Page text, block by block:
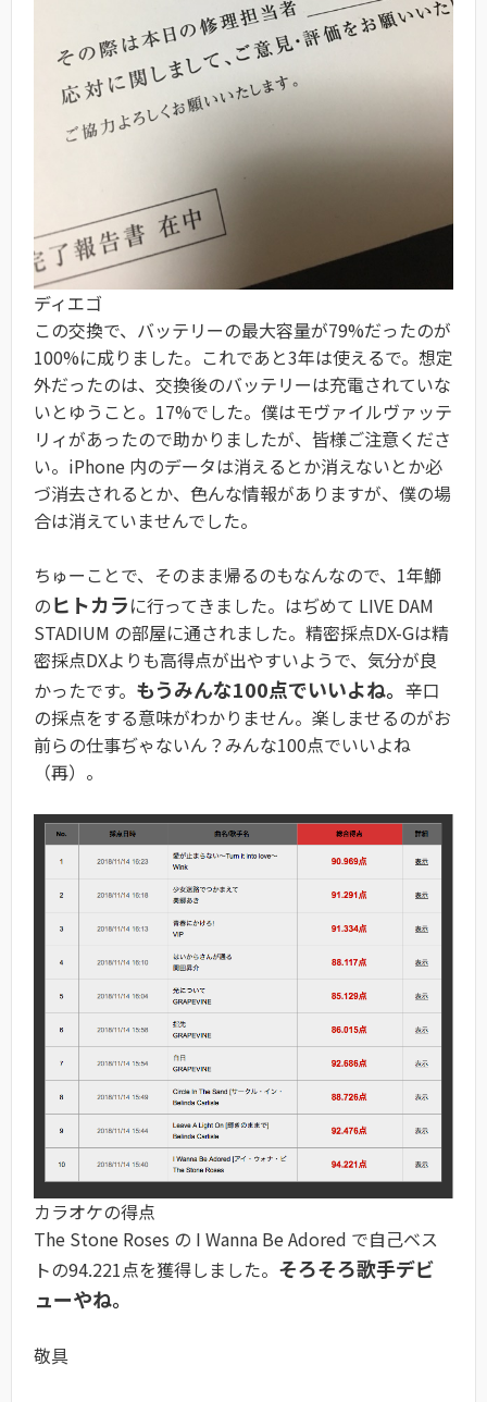
ディエゴ
この交換で、バッテリーの最大容量が79%だったのが
100%に成りました。これであと3年は使えるで。想定
外だったのは、交換後のバッテリーは充電されていな
いとゆうこと。17%でした。僕はモヴァイルヴァッテ
リィがあったので助かりましたが、皆様ご注意くださ
い。iPhone 内のデータは消えるとか消えないとか必
づ消去されるとか、色んな情報がありますが、僕の場
合は消えていませんでした。
ちゅーことで、そのまま帰るのもなんなので、1年鰤
のヒトカラに行ってきました。はぢめて LIVE DAM
STADIUM の部屋に通されました。精密採点DX-Gは精
密採点DXよりも高得点が出やすいようで、気分が良
かったです。 もうみんな100点でいいよね。 辛口
の採点をする意味がわかりません。楽しませるのがお
前らの仕事ぢゃないん？みんな100点でいいよね
（再）。
カラオケの得点
The Stone Roses の I Wanna Be Adored で自己ベス
トの94.221点を獲得しました。 そろそろ歌手デビ
ューやね。
敬具